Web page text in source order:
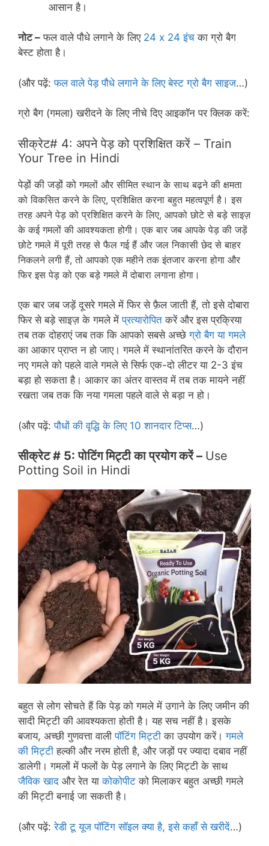
आसान है।
नोट – फल वाले पौधे लगाने के लिए 24 x 24 इंच का ग्रो बैग
बेस्ट होता है।
(और पढ़ें:फल वाले पेड़ पौधे लगाने के लिए बेस्ट ग्रो बैग साइज…)
ग्रो बैग (गमला) खरीदने के लिए नीचे दिए आइकॉन पर क्लिक करें:
सीक्रेट# 4: अपने पेड़ को प्रशिक्षित करें – Train
Your Tree in Hindi
पेड़ों की जड़ों कोगमलों और सीमित स्थान के साथ बढ़ने की क्षमता
को विकसित करने के लिए, प्रशिक्षित करना बहुत महत्वपूर्ण है। इस
तरह अपने पेड़ को प्रशिक्षित करने के लिए, आपको छोटे से बड़े साइज़
के कई गमलों की आवश्यकता होगी। एक बार जब आपके पेड़ की जड़ें
छोटे गमले में पूरी तरह से फैल गई हैं और जल निकासी छेद से बाहर
निकलने लगी हैं, तो आपको एक महीने तक इंतजार करना होगा और
फिर इस पेड़ को एक बड़े गमले में दोबारा लगाना होगा।
एक बार जब जड़ें दूसरे गमले में फिर से फ़ैल जाती हैं, तो इसे दोबारा
फिर से बड़े साइज़ के गमले में प्रत्यारोपित करें और इस प्रक्रिया
तब तक दोहराएं जब तक कि आपको सबसे अच्छेग्रो बैग या गमले
का आकार प्राप्त न हो जाए। गमले में स्थानांतरित करने के दौरान
नए गमले को पहले वाले गमले से सिर्फ एक-दो लीटर या 2-3 इंच
बड़ा हो सकता है। आकार का अंतर वास्तव में तब तक मायने नहीं
रखता जब तक कि नया गमला पहले वाले से बड़ा न हो।
(और पढ़ें:पौधों की वृद्धि के लिए 10 शानदार टिप्स…)
सीक्रेट # 5: पोटिंग मिट्टी का प्रयोग करें – Use
Potting Soil in Hindi
बहुत से लोग सोचते हैं कि पेड़ को गमले में उगाने के लिए जमीन की
सादी मिट्टी की आवश्यकता होती है। यह सच नहीं है। इसके
बजाय, अच्छी गुणवत्ता वालीपॉटिंग मिट्टी का उपयोग करें।गमले
की मिट्टी हल्की और नरम होती है, और जड़ों पर ज्यादा दबाव नहीं
डालेगी। गमलों में फलों के पेड़ लगाने के लिए मिट्टी के साथ
जैविक खाद और रेत याकोकोपीट को मिलाकर बहुत अच्छी गमले
की मिट्टी बनाई जा सकती है।
(और पढ़ें:रेडी टू यूज पॉटिंग सॉइल क्या है, इसे कहाँ से खरीदें…)